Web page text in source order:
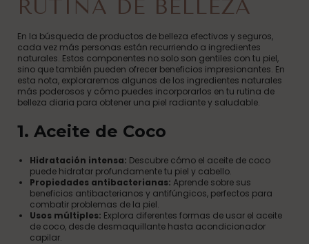
RUTINA DE BELLEZA
En la búsqueda de productos de belleza efectivos y seguros,
cada vez más personas están recurriendo a ingredientes
naturales. Estos componentes no solo son gentiles con tu piel,
sino que también pueden ofrecer beneficios impresionantes. En
esta nota, exploraremos algunos de los ingredientes naturales
más poderosos y cómo puedes incorporarlos en tu rutina de
belleza diaria para obtener una piel radiante y saludable.
1. Aceite de Coco
Hidratación intensa: Descubre cómo el aceite de coco
puede hidratar profundamente tu piel y cabello.
Propiedades antibacterianas: Aprende sobre sus
beneficios antibacterianos y antifúngicos, perfectos para
combatir problemas de la piel.
Usos múltiples: Explora diferentes formas de usar el aceite
de coco, desde desmaquillante hasta acondicionador
capilar.